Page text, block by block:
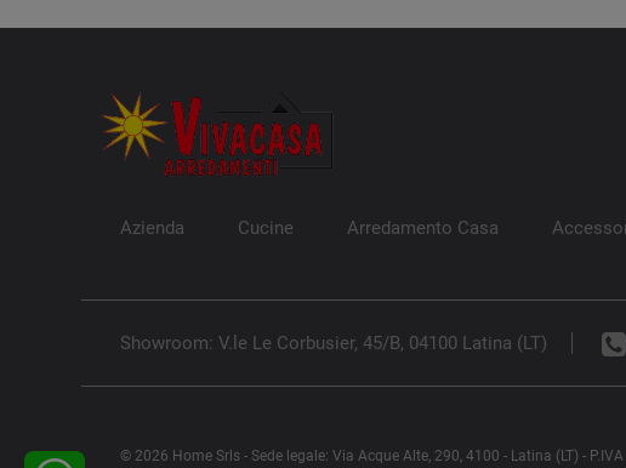
Azienda Cucine Arredamento Casa
Showroom: V.le Le Corbusier, 45/B, 04100 Latina (LT)
© 2026 Home Srls - Sede legale: Via Acque Alte, 290, 4100 - Latina (LT) -